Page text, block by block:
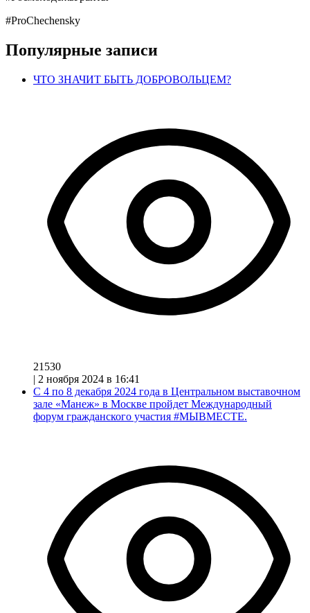
#ProChechensky
Популярные записи
ЧТО ЗНАЧИТ БЫТЬ ДОБРОВОЛЬЦЕМ?
21530
| 2 ноября 2024 в 16:41
С 4 по 8 декабря 2024 года в Центральном выставочном
зале «Манеж» в Москве пройдет Международный
форум гражданского участия #МЫВМЕСТЕ.